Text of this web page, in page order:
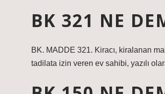
BK 321 NE
BK. MADDE 321. Kiracı, kiralanan
tadilata izin veren ev sahibi, yazılı